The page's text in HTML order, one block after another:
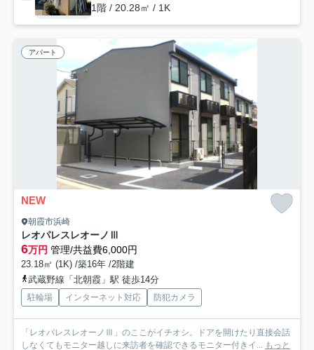
1階 / 20.28㎡ / 1K
アパート
NEW
朝霞市浜崎
レオパレスレオーノⅢ
6万円 管理/共益費6,000円
23.18㎡ (1K) /築16年 /2階建
武蔵野線「北朝霞」駅 徒歩14分
駐輪場 インターネット対応 防犯カメラ
「レオパレスレオーノⅢ」のここがイチオシ。ドアを開けたり直接会話
しなくてもモニター越しに来訪者を確認できるモニター付きイ... もっと